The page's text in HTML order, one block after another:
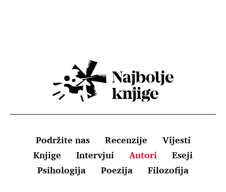
Podržite nas Recenzije
Vijesti
Knjige
Intervjui Autori
Eseji
Psihologija
Poezija Filozofija